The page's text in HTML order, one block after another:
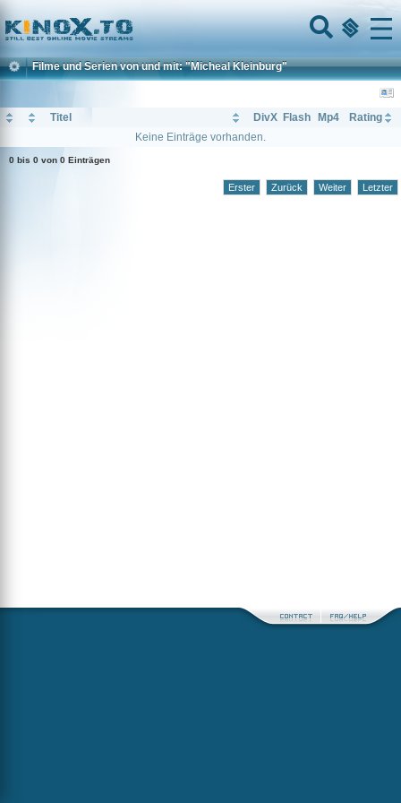
Home
Menu
Filme und Serien von und mit: "Micheal Kleinburg"
Titel DivX Flash Mp4
Rating
Keine Einträge vorhanden.
0 bis 0 von 0 Einträgen
Erster Zurück Weiter Letzter